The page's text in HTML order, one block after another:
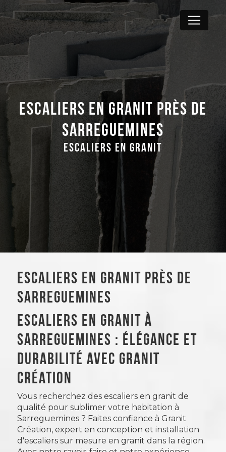
Escaliers en granit près de
Sarreguemines
Escaliers en granit
Escaliers en granit près de
Sarreguemines
Escaliers en granit à
Sarreguemines : élégance et
durabilité avec Granit
Création
Vous recherchez des escaliers en granit de
qualité pour sublimer votre habitation à
Sarreguemines ? Faites confiance à Granit
Création, expert en conception et installation
d'escaliers sur mesure en granit dans la région.
Panneau de gestion des cookies